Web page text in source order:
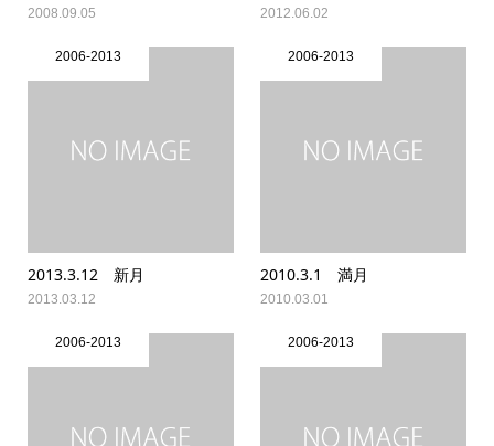
2008.09.05 2012.06.02
2006-2013
2013.3.12 新月
2013.03.12
2006-2013
2010.3.1 満月
2010.03.01
2006-2013 2006-2013